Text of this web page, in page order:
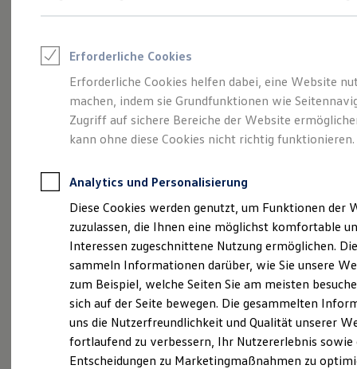
Gewerbliche Personenbeförderung
Kühlfahrzeuge
Rettungsdienste
ONE Business ID Vorteile
Fahrzeugsuche & Marktplatz
Fahrzeugsuche
Fahrzeuge online kaufen
Kauf & Finanzierung
Online-Fahrzeugbewertung
Aktionen & Angebote
E-Auto-Förderung
Für Privatkunden
Für Gewerbekunden
Profi Paket
TopDeal
Gebrauchtwagen
ProfiPartner für Gebrauchtwagen
Zertifizierte Gebrauchtwagen
Finanzierung
Für Privatkunden
Für Gewerbekunden
--:--
Nutzungsbedingungen Datenschutzerklärungen
Lizenzhinweise Dritter
Angaben zum Digital Service Act (DSA)
Produktsicherheitsinformationen
Rückrufe Vorschriften
Händlersuche
Newsletter VERTRAG WIDERRUFEN
Erforderliche Cookies
Erforderliche Cookies helfen dabei, eine Website
machen, indem sie Grundfunktionen wie
Zugriff auf sichere Bereiche der Website
kann ohne diese Cookies nicht richtig funktionieren.
Analytics und Personalisierung
Diese Cookies werden genutzt, um Funktionen der
zuzulassen, die Ihnen eine möglichst komfortable
Interessen zugeschnittene Nutzung ermöglichen.
sammeln Informationen darüber, wie Sie unsere
zum Beispiel, welche Seiten Sie am meisten
sich auf der Seite bewegen. Die gesammelten
uns die Nutzerfreundlichkeit und Qualität unserer
fortlaufend zu verbessern, Ihr Nutzererlebnis sowie
Entscheidungen zu Marketingmaßnahmen zu